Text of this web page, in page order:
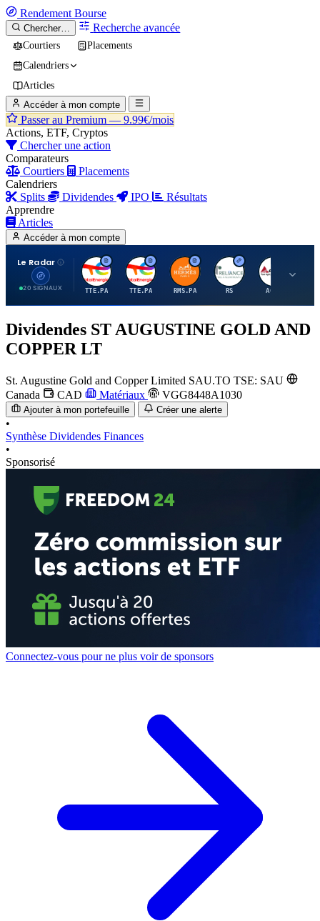
Rendement Bourse
Chercher… Recherche avancée
Courtiers
Placements
Calendriers
Articles
Accéder à mon compte
Passer au Premium — 9.99€/mois
Actions, ETF, Cryptos
Chercher une action
Comparateurs
Courtiers
Placements
Calendriers
Splits
Dividendes IPO
Résultats
Apprendre
Articles
Accéder à mon compte
Le Radar
20 SIGNAUX
T
TTE.PA
T
TTE.PA
H
RMS.PA
R
RS
A
AGCO
Dividendes ST AUGUSTINE GOLD AND
COPPER LT
St. Augustine Gold and Copper Limited SAU.TO TSE: SAU
Canada
CAD Matériaux VGG8448A1030
Ajouter à mon portefeuille Créer une alerte
•
Synthèse Dividendes Finances
•
Sponsorisé
Connectez-vous pour ne plus voir de sponsors